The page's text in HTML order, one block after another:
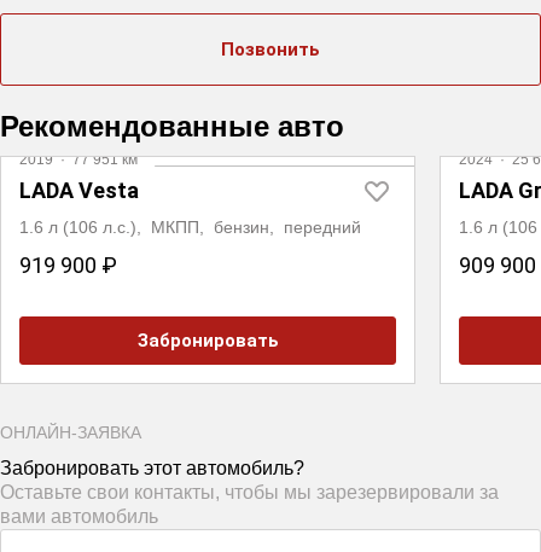
Позвонить
Рекомендованные авто
2019·77 951 км
LADA Vesta
1.6 л (106 л.с.), МКПП, бензин, передний
919 900 ₽
Забронировать
2024·25
LADA
1.6 л
909
ОНЛАЙН-ЗАЯВКА
Забронировать этот автомобиль?
Оставьте свои контакты, чтобы мы зарезервировали за
вами автомобиль